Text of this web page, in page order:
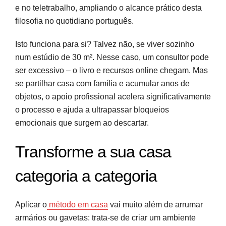
e no teletrabalho, ampliando o alcance prático desta
filosofia no quotidiano português.
Isto funciona para si? Talvez não, se viver sozinho
num estúdio de 30 m². Nesse caso, um consultor pode
ser excessivo – o livro e recursos online chegam. Mas
se partilhar casa com família e acumular anos de
objetos, o apoio profissional acelera significativamente
o processo e ajuda a ultrapassar bloqueios
emocionais que surgem ao descartar.
Transforme a sua casa
categoria a categoria
Aplicar o método em casa vai muito além de arrumar
armários ou gavetas: trata-se de criar um ambiente